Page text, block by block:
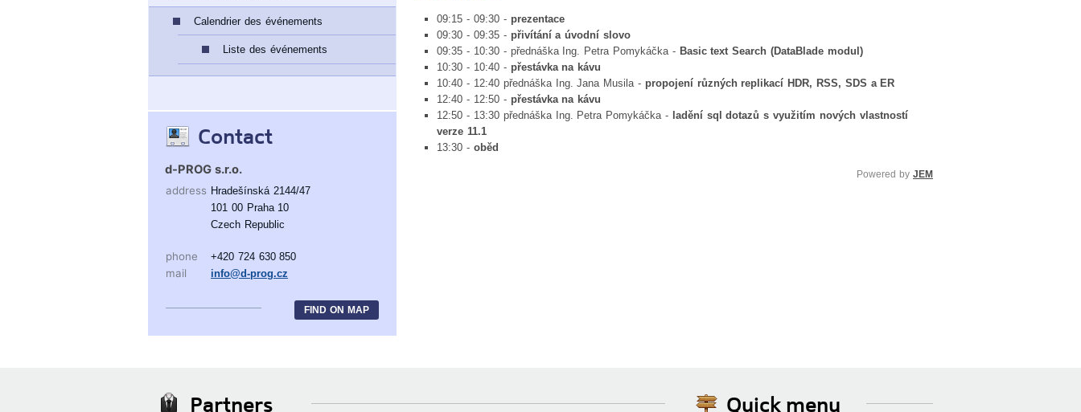
Calendrier des événements
Liste des événements
Contact
d-PROG s.r.o.
address Hradešínská 2144/47
101 00 Praha 10
Czech Republic
phone +420 724 630 850
mail info@d-prog.cz
FIND ON MAP
09:15 - 09:30 - prezentace
09:30 - 09:35 - přivítání a úvodní slovo
09:35 - 10:30 - přednáška Ing. Petra Pomykáčka - Basic text Search (DataBlade modul)
10:30 - 10:40 - přestávka na kávu
10:40 - 12:40 přednáška Ing. Jana Musila - propojení různých replikací HDR, RSS, SDS a ER
12:40 - 12:50 - přestávka na kávu
12:50 - 13:30 přednáška Ing. Petra Pomykáčka - ladění sql dotazů s využitím nových vlastností
verze 11.1
13:30 - oběd
Powered by JEM
Partners Quick menu